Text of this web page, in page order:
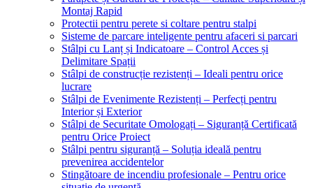
Montaj Rapid
Protectii pentru perete si coltare pentru stalpi
Sisteme de parcare inteligente pentru afaceri si parcari
Stâlpi cu Lanț și Indicatoare – Control Acces și
Delimitare Spații
Stâlpi de construcție rezistenți – Ideali pentru orice
lucrare
Stâlpi de Evenimente Rezistenți – Perfecți pentru
Interior și Exterior
Stâlpi de Securitate Omologați – Siguranță Certificată
pentru Orice Proiect
Stâlpi pentru siguranță – Soluția ideală pentru
prevenirea accidentelor
Stingătoare de incendiu profesionale – Pentru orice